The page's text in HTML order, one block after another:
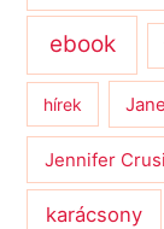
ebook
hírek
Jennifer
karácsony